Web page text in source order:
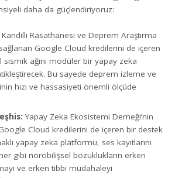
daha da güçlendiriyoruz:
Kandilli Rasathanesi ve Deprem Araştırma
sağlanan Google Cloud kredilerini de içeren
ağını modüler bir yapay zeka
Bu sayede deprem izleme ve
hızı ve hassasiyeti önemli ölçüde
Yapay Zeka Ekosistemi Derneği’nin
Cloud kredilerini de içeren bir destek
yapay zeka platformu, ses kayıtlarını
gibi nörobilişsel bozuklukların erken
ve erken tıbbi müdahaleyi